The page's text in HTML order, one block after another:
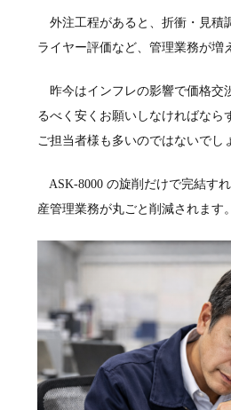
外注工程があると、折衝・見積
ライヤー評価など、管理業務が増
昨今はインフレの影響で価格交
るべく安くお願いしなければなら
ご担当者様も多いのではないでし
ASK-8000 の旋削だけで完結す
産管理業務が丸ごと削減されます。